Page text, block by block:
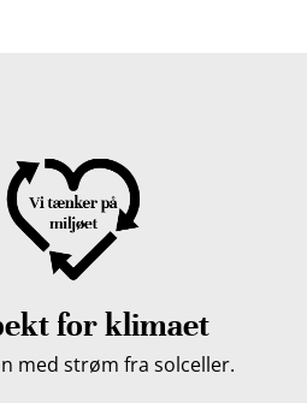
for klimaet
med strøm fra solceller.